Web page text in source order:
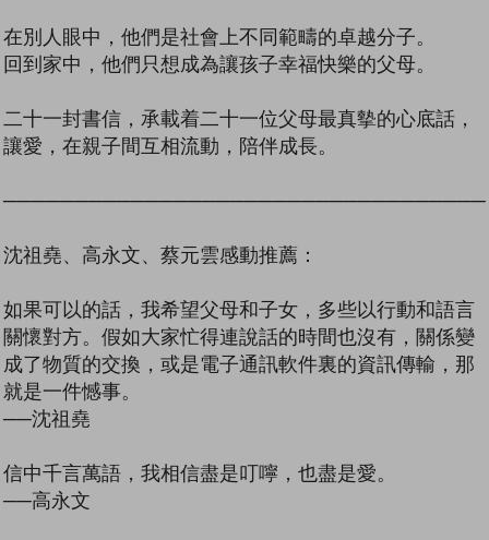
在別人眼中，他們是社會上不同範疇的卓越分子。
回到家中，他們只想成為讓孩子幸福快樂的父母。
二十一封書信，承載着二十一位父母最真摰的心底話，
讓愛，在親子間互相流動，陪伴成長。
──────────────────────────────────
沈祖堯、高永文、蔡元雲感動推薦：
如果可以的話，我希望父母和子女，多些以行動和語言
關懷對方。假如大家忙得連說話的時間也沒有，關係變
成了物質的交換，或是電子通訊軟件裏的資訊傳輸，那
就是一件憾事。
──沈祖堯
信中千言萬語，我相信盡是叮嚀，也盡是愛。
──高永文